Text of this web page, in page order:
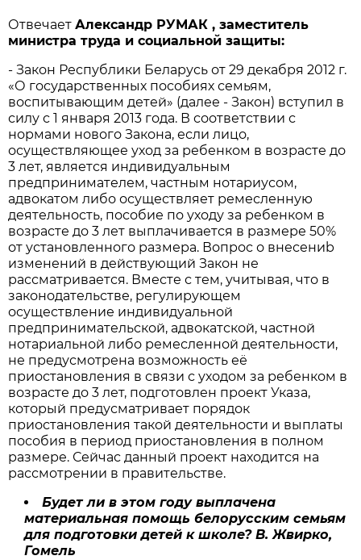
ОтвечаетАлександр РУМАК, заместитель
министра труда и социальной защиты:
- Закон Республики Беларусь от 29 декабря 2012 г.
«О государственных пособиях семьям,
воспитывающим детей» (далее - Закон) вступил в
силу с 1 января 2013 года. В соответствии с
нормами нового Закона, если лицо,
осуществляющее уход за ребенком в возрасте до
3 лет, является индивидуальным
предпринимателем, частным нотариусом,
адвокатом либо осуществляет ремесленную
деятельность, пособие по уходу за ребенком в
возрасте до 3 лет выплачивается в размере 50%
от установленного размера. Вопрос о внесениb
изменений в действующий Закон не
рассматривается. Вместе с тем, учитывая, что в
законодательстве, регулирующем
осуществление индивидуальной
предпринимательской, адвокатской, частной
нотариальной либо ремесленной деятельности,
не предусмотрена возможность её
приостановления в связи с уходом за ребенком в
возрасте до 3 лет, подготовлен проект Указа,
который предусматривает порядок
приостановления такой деятельности и выплаты
пособия в период приостановления в полном
размере. Сейчас данный проект находится на
рассмотрении в правительстве.
Будет ли в этом году выплачена
материальная помощь белорусским семьям
для подготовки детей к школе? В. Жвирко,
Гомель